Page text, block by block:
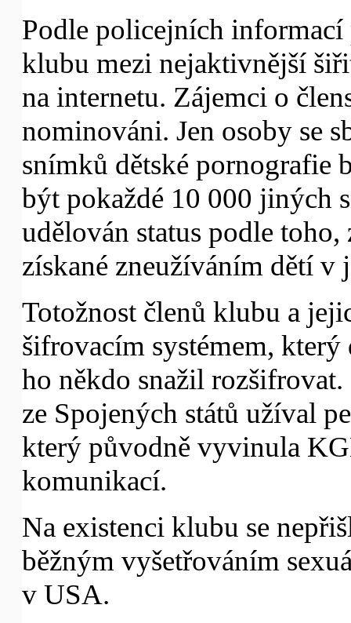
Podle policejních
klubu mezi nejaktivnější
na internetu. Zájemci o
nominováni. Jen osoby se
snímků dětské pornografie
být pokaždé 10 000 jiných
udělován status podle
získané zneužíváním dětí v
Totožnost členů klubu a
šifrovacím systémem,
ho někdo snažil
ze Spojených států užíval
který původně vyvinula
komunikací.
Na existenci klubu se
běžným vyšetřováním
v USA.